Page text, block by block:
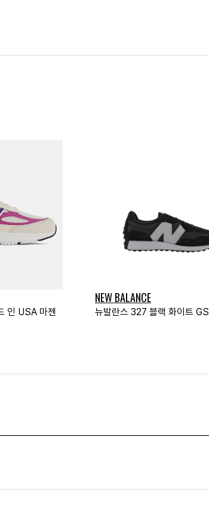
인 USA 마젠
NEW BALANCE
뉴발란스 327 블랙 화이트 GS